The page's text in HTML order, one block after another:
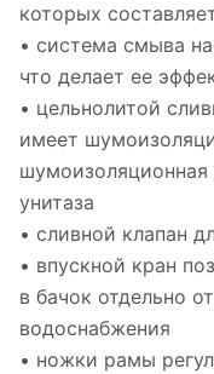
которых
• система смыва
что делает ее
• цельнолитой
имеет
шумоизоляционная
унитаза
• сливной клапан
• впускной кран
в бачок отдельно
водоснабжения
• ножки рамы